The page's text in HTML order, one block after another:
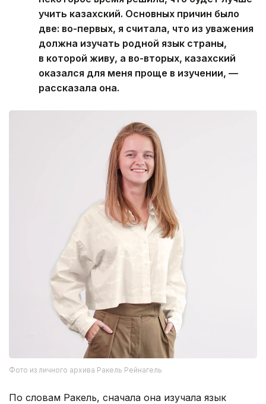
учить казахский. Основных причин было
две: во-первых, я считала, что из уважения
должна изучать родной язык страны,
в которой живу, а во-вторых, казахский
оказался для меня проще в изучении, —
рассказала она.
Фото из личного архива Ракель Рейнагель
По словам Ракель, сначала она изучала язык